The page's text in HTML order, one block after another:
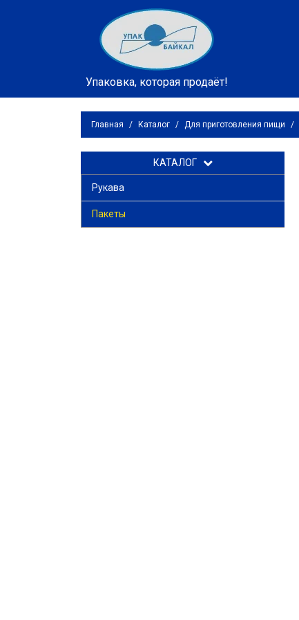
Упаковка, которая продаёт!
Главная / Каталог / Для приготовления пищи /
КАТАЛОГ
Рукава
Пакеты